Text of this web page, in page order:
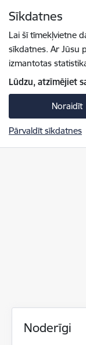
Sīkdatnes
Lai šī tīmekļvietne
sīkdatnes. Ar Jūsu
izmantotas
Lūdzu, atzīmējiet
Noraidīt
Pārvaldīt sīkdatnes
Noderīgi